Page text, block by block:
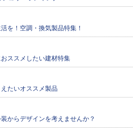
を！空調・換気製品特集！
ススメしたい建材特集
たいオススメ製品
装からデザインを考えませんか？